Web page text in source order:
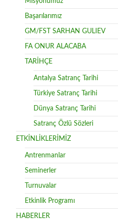
Başarılarımız
GM/FST SARHAN GULIEV
FA ONUR ALACABA
TARİHÇE
Antalya Satranç Tarihi
Türkiye Satranç Tarihi
Dünya Satranç Tarihi
Satranç Özlü Sözleri
ETKİNLİKLERİMİZ
Antrenmanlar
Seminerler
Turnuvalar
Etkinlik Programı
HABERLER